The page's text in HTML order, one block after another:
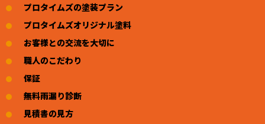
プロタイムズの塗装プラン
プロタイムズオリジナル塗料
お客様との交流を大切に
職人のこだわり
保証
無料雨漏り診断
見積書の見方